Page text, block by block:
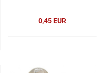
0,45 EUR